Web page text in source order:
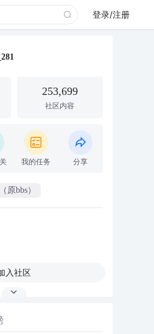
登录/注册
253,699
社区内容
我的任务 分享
原bbs）
入社区